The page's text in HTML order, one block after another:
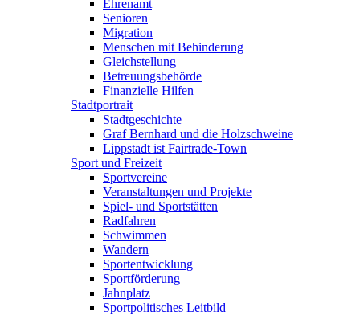
Ehrenamt
Senioren
Migration
Menschen mit Behinderung
Gleichstellung
Betreuungsbehörde
Finanzielle Hilfen
Stadtportrait
Stadtgeschichte
Graf Bernhard und die Holzschweine
Lippstadt ist Fairtrade-Town
Sport und Freizeit
Sportvereine
Veranstaltungen und Projekte
Spiel- und Sportstätten
Radfahren
Schwimmen
Wandern
Sportentwicklung
Sportförderung
Jahnplatz
Sportpolitisches Leitbild